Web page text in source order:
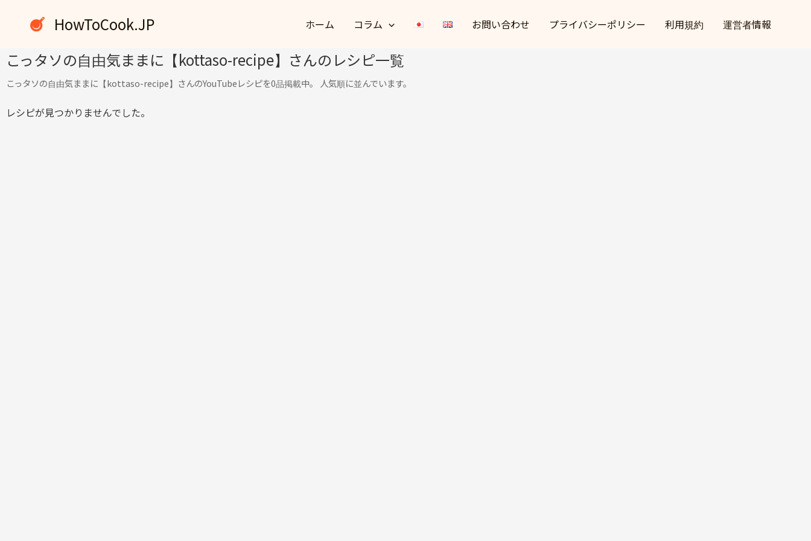
キ
ッ
HowToCook.JP ホーム コラム お問い合わせ プライバシーポリシー 利用規約 運営者情報
こっタソの自由気ままに【kottaso-recipe】さんのレシピ一覧
こっタソの自由気ままに【kottaso-recipe】さんのYouTubeレシピを0品掲載中。 人気順に並んでいます。
レシピが見つかりませんでした。